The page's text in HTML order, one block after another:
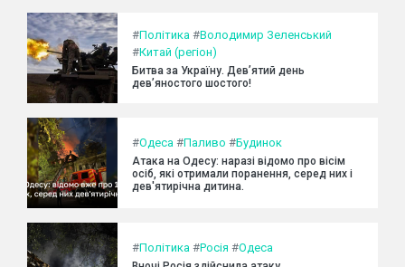
#Політика #Володимир Зеленський
#Китай (регіон)
Битва за Україну. Дев’ятий день
дев’яностого шостого!
#Одеса #Паливо #Будинок
Атака на Одесу: наразі відомо про вісім
осіб, які отримали поранення, серед них і
дев'ятирічна дитина.
#Політика #Росія #Одеса